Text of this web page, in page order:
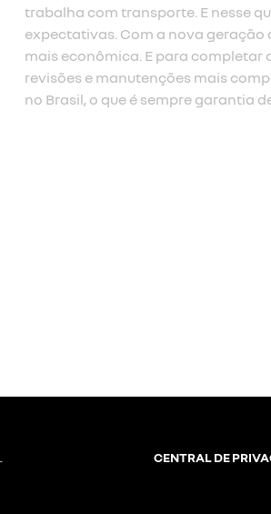
trabalha com transporte. E nesse
expectativas. Com a nova geração
mais econômica. E para completar
revisões e manutenções mais
no Brasil, o que é sempre garantia
CENTRAL DE